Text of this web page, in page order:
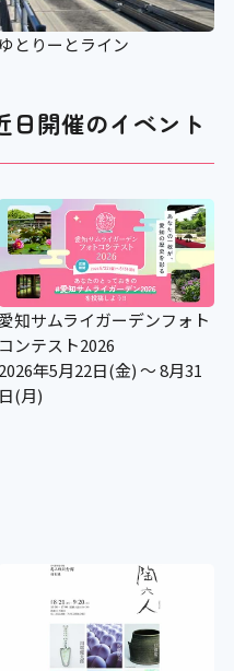
ゆとりーとライン
日開催のイベント
愛知サムライガーデンフォト
コンテスト2026
2026年5月22日(金) ～ 8月31
日(月)